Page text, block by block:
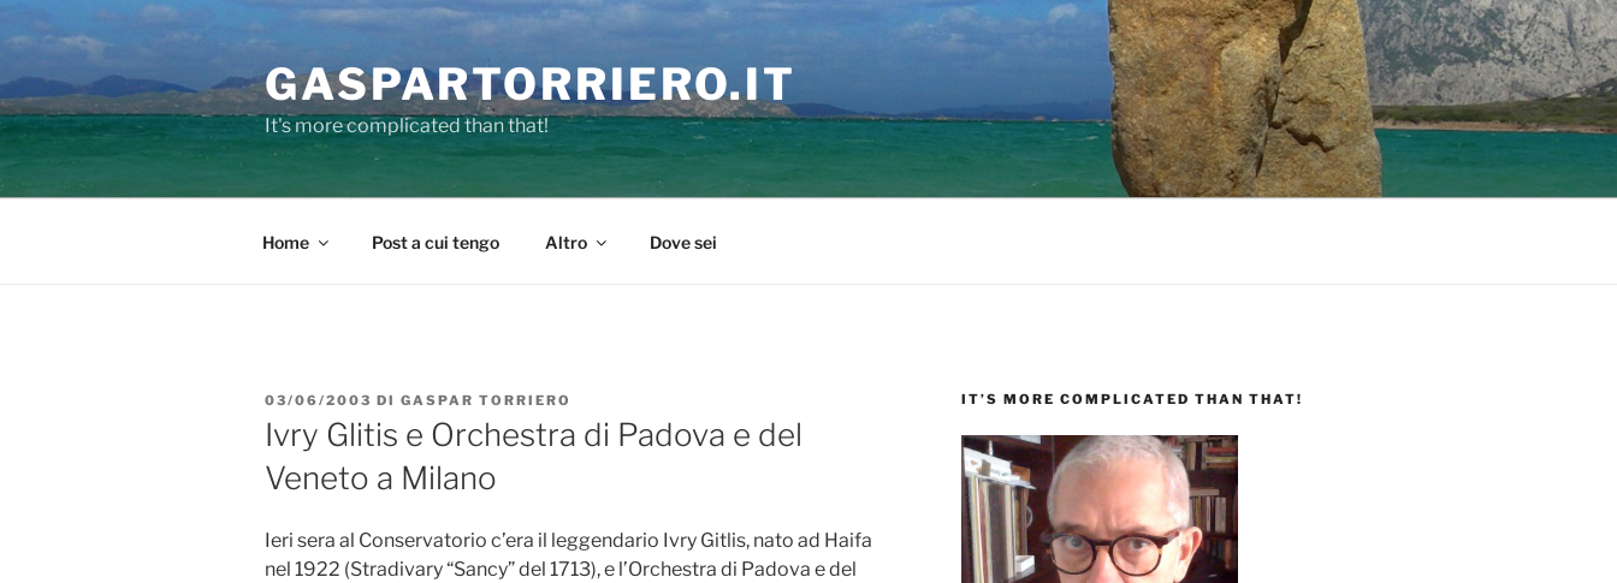
al
GASPARTORRIERO.IT
It's more complicated than that!
Home Post a cui tengo Altro Dove sei
PUBBLICATO
IL
03/06/2003 DI GASPAR TORRIERO
Ivry Glitis e Orchestra di Padova e del
Veneto a Milano
Ieri sera al Conservatorio c’era il leggendario Ivry Gitlis, nato ad Haifa
nel 1922 (Stradivary “Sancy” del 1713), e l’Orchestra di Padova e del
IT’S MORE COMPLICATED THAN THAT!